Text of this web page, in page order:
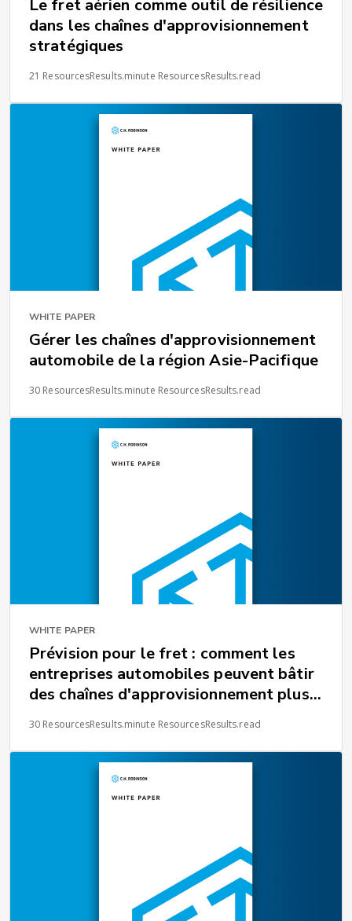
Le fret aérien comme outil de résilience
dans les chaînes d'approvisionnement
stratégiques
21 ResourcesResults.minute ResourcesResults.read
WHITE PAPER
Gérer les chaînes d'approvisionnement
automobile de la région Asie-Pacifique
30 ResourcesResults.minute ResourcesResults.read
WHITE PAPER
Prévision pour le fret : comment les
entreprises automobiles peuvent bâtir
des chaînes d'approvisionnement plus
30 ResourcesResults.minute ResourcesResults.read